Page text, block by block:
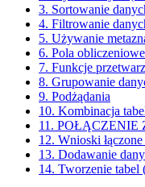
3. Sortowanie
4. Filtrowanie
5. Używanie
6. Pola
7. Funkcje
8. Grupowanie
9. Podżądania
10. Kombinacja
11. POŁĄCZENIE
12. Wnioski
13. Dodawanie
14. Tworzenie